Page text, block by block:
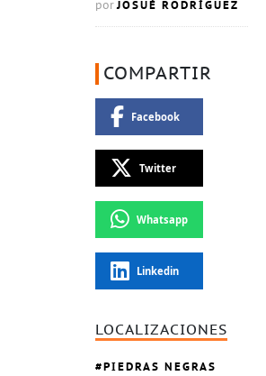
porJOSUÉ RODRÍGUEZ
COMPARTIR
Facebook
Twitter
Whatsapp
Linkedin
LOCALIZACIONES
PIEDRAS NEGRAS